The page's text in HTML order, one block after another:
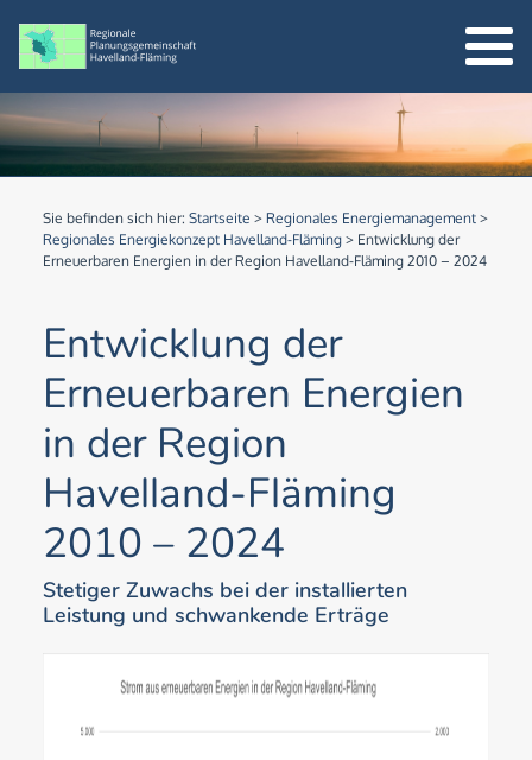
Sie befinden sich hier: Startseite > Regionales Energiemanagement >
Regionales Energiekonzept Havelland-Fläming > Entwicklung der
Erneuerbaren Energien in der Region Havelland-Fläming 2010 – 2024
Entwicklung der
Erneuerbaren Energien
in der Region
Havelland-Fläming
2010 – 2024
Stetiger Zuwachs bei der installierten
Leistung und schwankende Erträge